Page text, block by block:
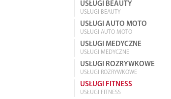
USŁUGI BEAUTY
USŁUGI BEAUTY
USŁUGI AUTO MOTO
USŁUGI AUTO MOTO
USŁUGI MEDYCZNE
USŁUGI MEDYCZNE
USŁUGI ROZRYWKOWE
USŁUGI ROZRYWKOWE
USŁUGI FITNESS
USŁUGI FITNESS